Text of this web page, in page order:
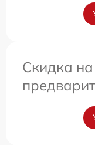
Скидка